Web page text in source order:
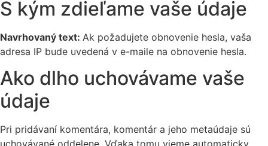
S kým zdieľame vaše údaje
Navrhovaný text: Ak požadujete obnovenie hesla, vaša
adresa IP bude uvedená v e-maile na obnovenie hesla.
Ako dlho uchovávame vaše
údaje
Pri pridávaní komentára, komentár a jeho metaúdaje sú